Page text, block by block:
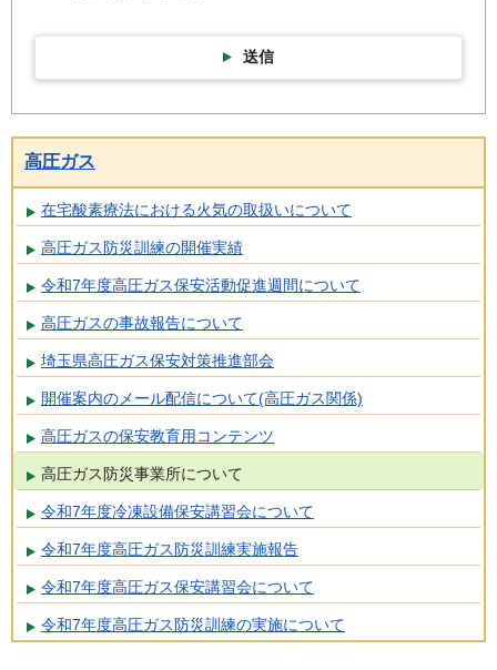
送信
高圧ガス
在宅酸素療法における火気の取扱いについて
高圧ガス防災訓練の開催実績
令和7年度高圧ガス保安活動促進週間について
高圧ガスの事故報告について
埼玉県高圧ガス保安対策推進部会
開催案内のメール配信について(高圧ガス関係)
高圧ガスの保安教育用コンテンツ
高圧ガス防災事業所について
令和7年度冷凍設備保安講習会について
令和7年度高圧ガス防災訓練実施報告
令和7年度高圧ガス保安講習会について
令和7年度高圧ガス防災訓練の実施について